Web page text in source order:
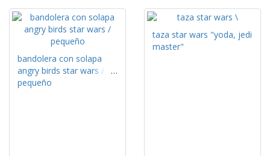
bandolera con solapa
angry birds star wars /
pequeño
taza star wars "yoda, jedi
master"